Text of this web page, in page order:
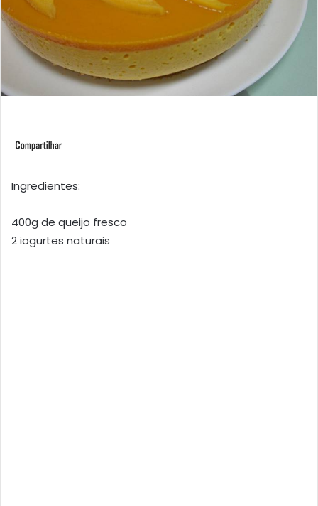
Ingredientes:
400g de queijo fresco
2 iogurtes naturais